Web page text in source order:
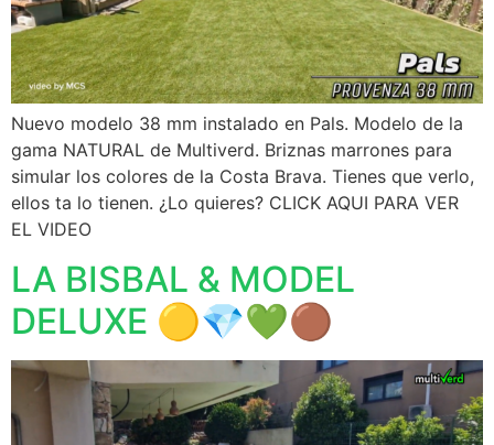
Nuevo modelo 38 mm instalado en Pals. Modelo de la
gama NATURAL de Multiverd. Briznas marrones para
simular los colores de la Costa Brava. Tienes que verlo,
ellos ta lo tienen. ¿Lo quieres? CLICK AQUI PARA VER
EL VIDEO
LA BISBAL & MODEL
DELUXE 🟡💎💚🟤